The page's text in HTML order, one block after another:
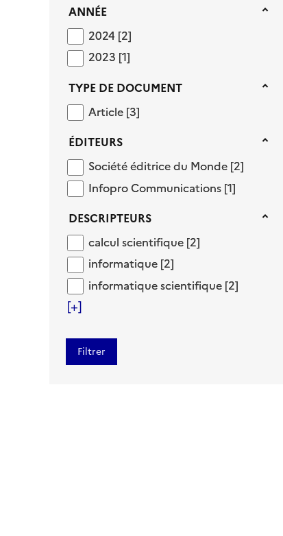
Année
ANNÉE
20242024 [2]
20232023 [1]
Type de document
TYPE DE DOCUMENT
ArticleArticle [3]
Éditeurs
ÉDITEURS
Société éditrice du Monde
Société éditrice du Monde [2]
Infopro Communications
Infopro Communications [1]
Descripteurs
DESCRIPTEURS
calcul scientifique
calcul scientifique [2]
informatique
informatique [2]
informatique scientifique
informatique scientifique [2]
[+]